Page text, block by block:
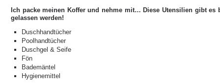
Ich packe meinen Koffer und nehme mit… Diese Utensilien gibt es
gelassen werden!
Duschhandtücher
Poolhandtücher
Duschgel & Seife
Fön
Bademäntel
Hygienemittel